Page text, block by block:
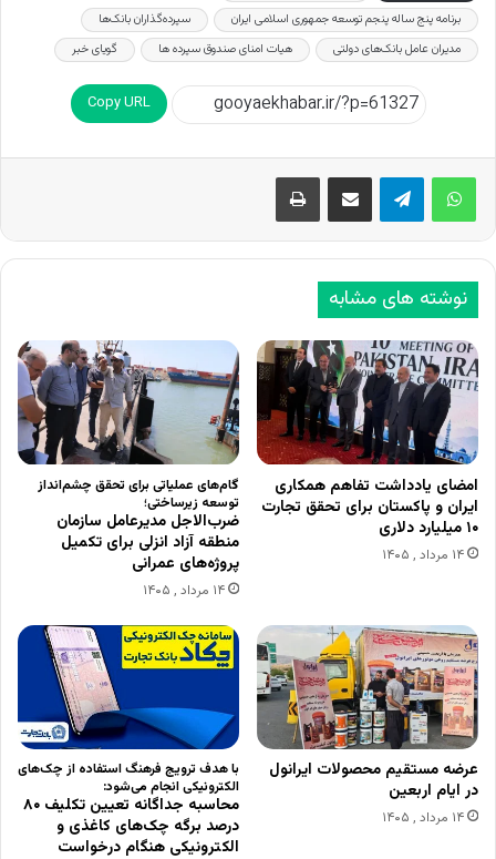
برنامه پنج ساله پنجم توسعه جمهوری اسلامی ایران
سپرده‌گذاران بانک‌ها
مدیران عامل بانک‌های دولتی
هیات امنای صندوق سپرده ها گویای خبر
Copy URL
اشتراک گذاری از طریق ایمیل چاپ
نوشته های مشابه
امضای یادداشت تفاهم همکاری
ایران و پاکستان برای تحقق تجارت
۱۰ میلیارد دلاری
۱۴ مرداد , ۱۴۰۵
گام‌های عملیاتی برای تحقق چشم‌انداز
توسعه زیرساختی؛
ضرب‌الاجل مدیرعامل سازمان
منطقه آزاد انزلی برای تکمیل
پروژه‌های عمرانی
۱۴ مرداد , ۱۴۰۵
عرضه مستقیم محصولات ایرانول
در ایام اربعین
۱۴ مرداد , ۱۴۰۵
با هدف ترویج فرهنگ استفاده از چک‌های
الکترونیکی انجام می‌شود:
محاسبه جداگانه تعیین تکلیف ۸۰
درصد برگه چک‌های کاغذی و
الکترونیکی هنگام درخواست